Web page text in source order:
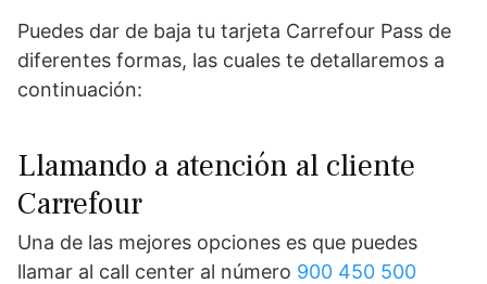
Puedes dar de baja tu tarjeta Carrefour Pass de
diferentes formas, las cuales te detallaremos a
continuación:
Llamando a atención al cliente
Carrefour
Una de las mejores opciones es que puedes
llamar al call center al número 900 450 500